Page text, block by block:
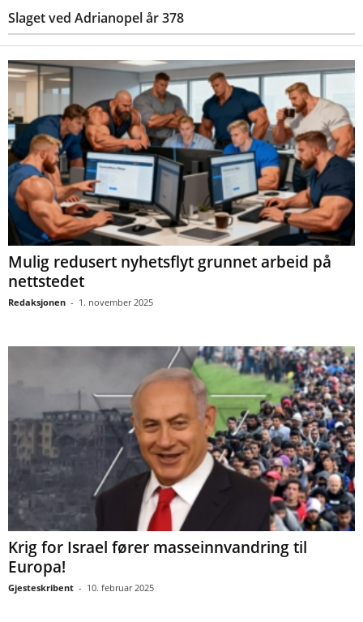
Slaget ved Adrianopel år 378
Mulig redusert nyhetsflyt grunnet arbeid på
nettstedet
Redaksjonen - 1. november 2025
Krig for Israel fører masseinnvandring til
Europa!
Gjesteskribent - 10. februar 2025